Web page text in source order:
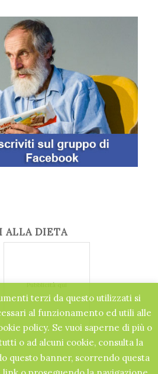
ALLA DIETA
Pubblicità qui
terzi da questo utilizzati si
al funzionamento ed utili alle
policy. Se vuoi saperne di più o
o ad alcuni cookie, consulta la
questo banner, scorrendo questa